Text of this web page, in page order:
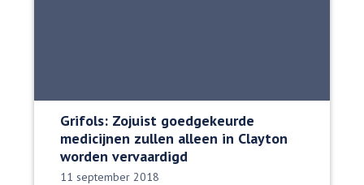
Grifols: Zojuist goedgekeurde
medicijnen zullen alleen in Clayton
worden vervaardigd
Datum gepubliceerd:
11 september 2018